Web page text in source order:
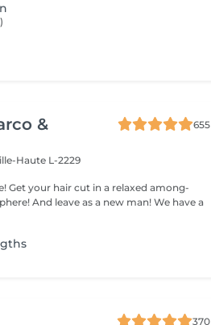
&
655
Haute L-2229
Get your hair cut in a relaxed among-
And leave as a new man! We have a
370